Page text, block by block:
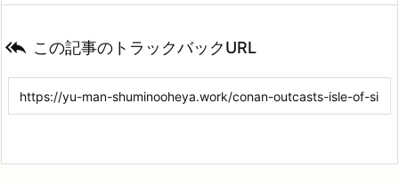
 この記事のトラックバックURL